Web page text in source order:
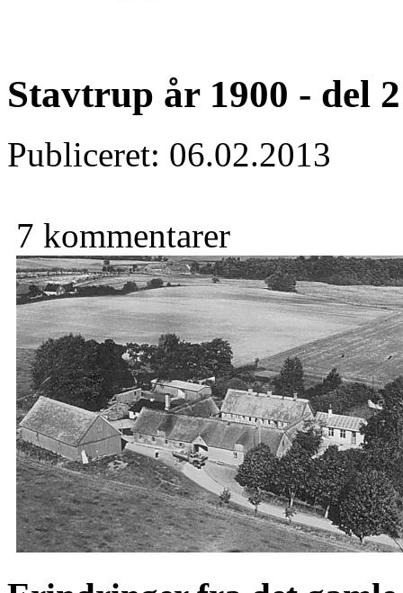
Stavtrup år 1900 - del 2
Publiceret: 06.02.2013
7 kommentarer